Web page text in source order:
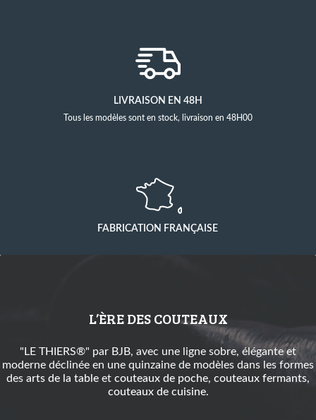
LIVRAISON EN 48H
Tous les modèles sont en stock, livraison en 48H00
FABRICATION FRANÇAISE
L’ÈRE DES COUTEAUX
"LE THIERS®" par BJB, avec une ligne sobre, élégante et
moderne déclinée en une quinzaine de modèles dans les formes
des arts de la table et couteaux de poche, couteaux fermants,
couteaux de cuisine.